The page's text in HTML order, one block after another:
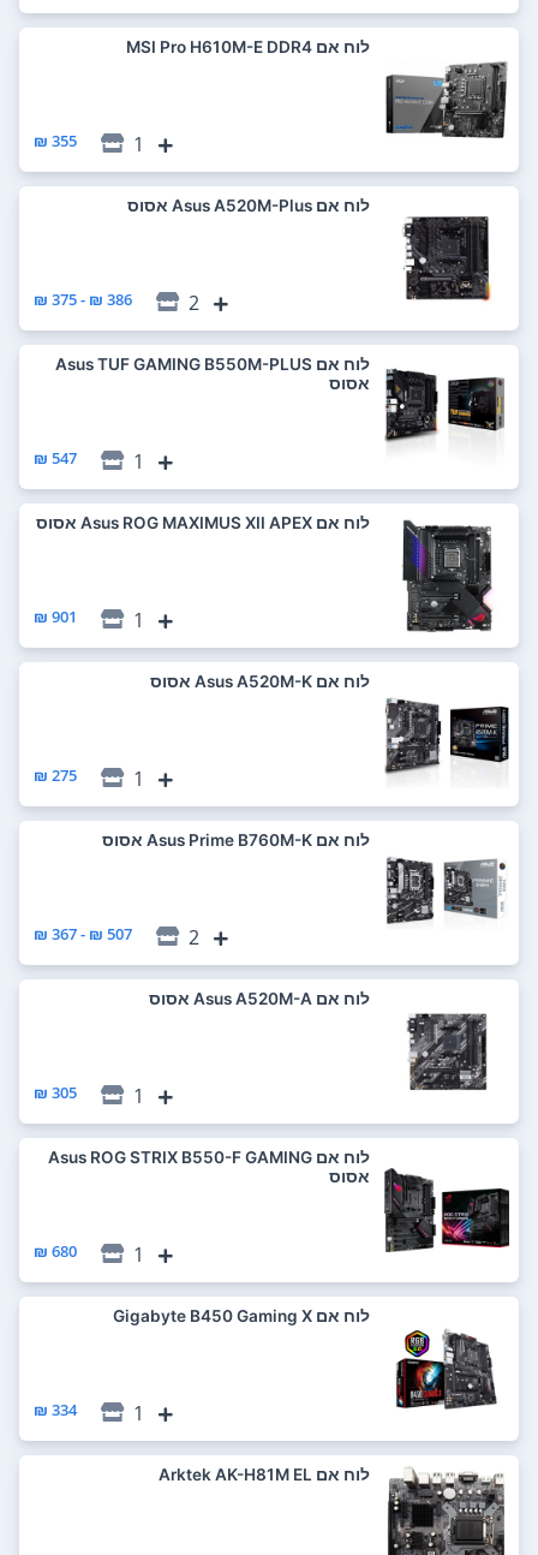
לוח אם MSI Pro H610M-E DDR4
1
355 ₪
לוח אם Asus A520M-Plus אסוס
2
386 ₪ - 375 ₪
לוח אם Asus TUF GAMING B550M-PLUS
אסוס
1
547 ₪
לוח אם Asus ROG MAXIMUS XII APEX אסוס
1
901 ₪
לוח אם Asus A520M-K אסוס
1
275 ₪
לוח אם Asus Prime B760M-K אסוס
2
507 ₪ - 367 ₪
לוח אם Asus A520M-A אסוס
1
305 ₪
לוח אם Asus ROG STRIX B550-F GAMING
אסוס
1
680 ₪
לוח אם Gigabyte B450 Gaming X
1
334 ₪
לוח אם Arktek AK-H81M EL